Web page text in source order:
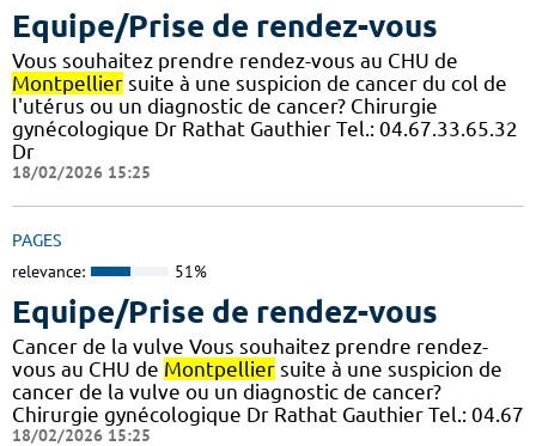
Equipe/Prise de rendez-vous
Vous souhaitez prendre rendez-vous au CHU de
Montpellier suite à une suspicion de cancer du col de
l'utérus ou un diagnostic de cancer? Chirurgie
gynécologique Dr Rathat Gauthier Tel.: 04.67.33.65.32
Dr
18/02/2026 15:25
PAGES
relevance: 51%
Equipe/Prise de rendez-vous
Cancer de la vulve Vous souhaitez prendre rendez-
vous au CHU de Montpellier suite à une suspicion de
cancer de la vulve ou un diagnostic de cancer?
Chirurgie gynécologique Dr Rathat Gauthier Tel.: 04.67
18/02/2026 15:25